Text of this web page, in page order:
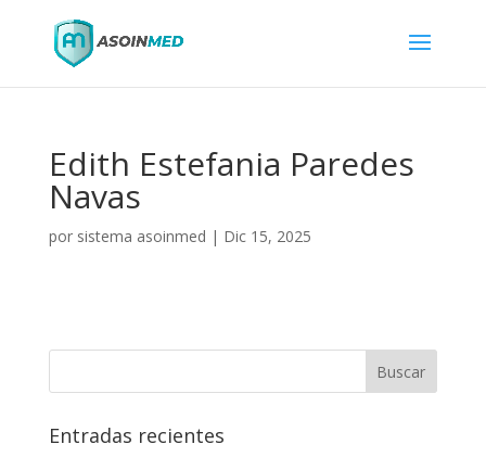
Edith Estefania Paredes
Navas
por sistema asoinmed | Dic 15, 2025
Entradas recientes